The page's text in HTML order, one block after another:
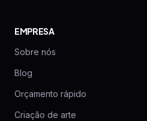
EMPRESA
Sobre nós
Blog
Orçamento rápido
Criação de arte